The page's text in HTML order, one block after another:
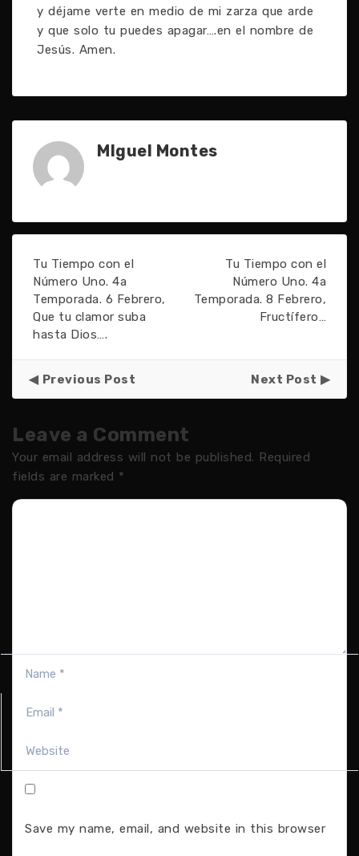
y déjame verte en medio de mi zarza que arde
y que solo tu puedes apagar….en el nombre de
Jesús. Amen.
MIguel Montes
Tu Tiempo con el
Número Uno. 4a
Temporada. 6 Febrero,
Que tu clamor suba
hasta Dios….
Tu Tiempo con el
Número Uno. 4a
Temporada. 8 Febrero,
Fructífero…
Previous Post Next Post
Leave a Comment
Your email address will not be published. Required
fields are marked *
Save my name, email, and website in this browser